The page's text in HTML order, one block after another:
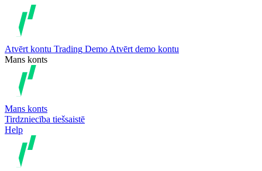
Atvērt kontu Trading Demo Atvērt demo kontu
Mans konts
Mans konts
Tirdzniecība tiešsaistē
Help